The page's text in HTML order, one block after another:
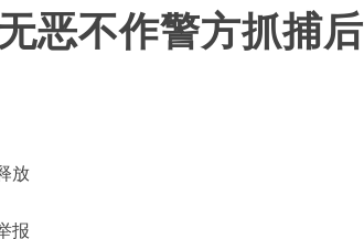
恶不作警方抓捕后
放
报